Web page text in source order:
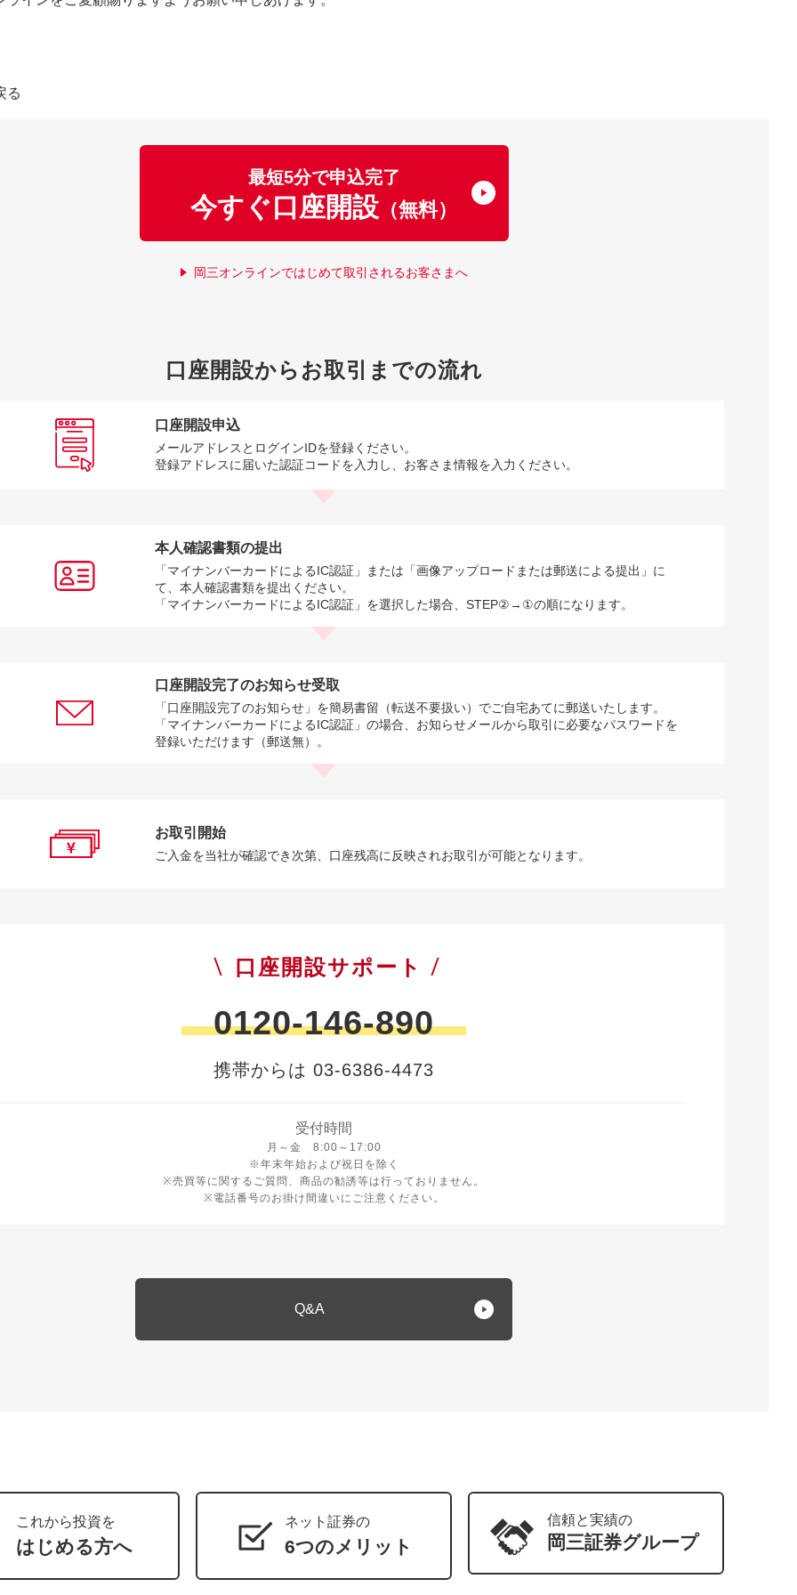
る
最短5分で申込完了
今すぐ口座開設 （無料）
岡三オンラインではじめて取引されるお客さまへ
口座開設からお取引までの流れ
口座開設申込
メールアドレスとログインIDを登録ください。
登録アドレスに届いた認証コードを入力し、お客さま情報を入力ください。
本人確認書類の提出
「マイナンバーカードによるIC認証」または「画像アップロードまたは郵送による提出」に
て、本人確認書類を提出ください。
「マイナンバーカードによるIC認証」を選択した場合、STEP②→①の順になります。
口座開設完了のお知らせ受取
「口座開設完了のお知らせ」を簡易書留（転送不要扱い）でご自宅あてに郵送いたします。
「マイナンバーカードによるIC認証」の場合、お知らせメールから取引に必要なパスワードを
登録いただけます（郵送無）。
お取引開始
ご入金を当社が確認でき次第、口座残高に反映されお取引が可能となります。
口座開設サポート
0120-146-890
携帯からは 03-6386-4473
受付時間
月～金 8:00～17:00
月曜日から金曜日 8時から17時
※年末年始および祝日を除く
※売買等に関するご質問、商品の勧誘等は行っておりません。
※電話番号のお掛け間違いにご注意ください。
Q&A
これから投資を
はじめる方へ
ネット証券の
6つのメリット
信頼と実績の
岡三証券グループ